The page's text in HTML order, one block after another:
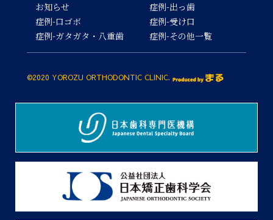
お知らせ
症例-口ゴボ
症例-ガタガタ・八重歯
症例-出っ歯
症例-受け口
症例-その他一覧
©2020 YOROZU ORTHODONTIC CLINIC.